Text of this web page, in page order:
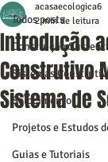
Todos posts
Construção
Sistemas
Solocimento
Projetos e Estudos
Guias e Tutoriais
Introdução
Construtivo
Sistema de
acasaecologica6
2 min de leitura